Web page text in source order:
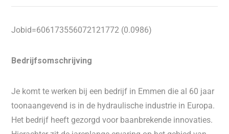
Jobid=606173556072121772 (0.0986)
Bedrijfsomschrijving
Je komt te werken bij een bedrijf in Emmen die al 60 jaar
toonaangevend is in de hydraulische industrie in Europa.
Het bedrijf heeft gezorgd voor baanbrekende innovaties.